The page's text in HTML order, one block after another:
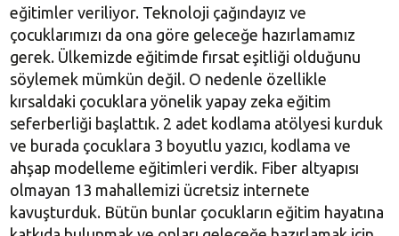
eğitimler veriliyor. Teknoloji çağındayız ve
çocuklarımızı da ona göre geleceğe hazırlamamız
gerek. Ülkemizde eğitimde fırsat eşitliği olduğunu
söylemek mümkün değil. O nedenle özellikle
kırsaldaki çocuklara yönelik yapay zeka eğitim
seferberliği başlattık. 2 adet kodlama atölyesi kurduk
ve burada çocuklara 3 boyutlu yazıcı, kodlama ve
ahşap modelleme eğitimleri verdik. Fiber altyapısı
olmayan 13 mahallemizi ücretsiz internete
kavuşturduk. Bütün bunlar çocukların eğitim hayatına